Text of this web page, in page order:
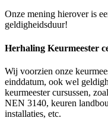
Onze mening hierover is
geldigheidsduur!
Herhaling Keurmeester
Wij voorzien onze
einddatum, ook wel
keurmeester cursussen,
NEN 3140, keuren
installaties, etc.